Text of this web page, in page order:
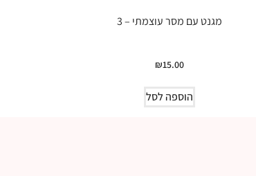
מגנט עם מסר עוצמתי – 3
₪15.00
הוספה לסל